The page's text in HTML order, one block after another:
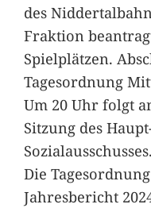
des
Fraktion
Spielplätzen.
Tagesordnung
Um 20 Uhr folgt
Sitzung des
Sozialausschusses.
Die
Jahresbericht